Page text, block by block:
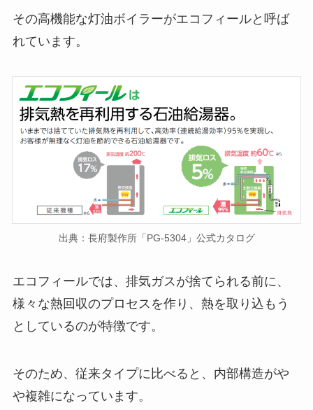
その高機能な灯油ボイラーがエコフィールと呼ば
れています。
出典：長府製作所「PG-5304」公式カタログ
エコフィールでは、排気ガスが捨てられる前に、
様々な熱回収のプロセスを作り、熱を取り込もう
としているのが特徴です。
そのため、従来タイプに比べると、内部構造がや
や複雑になっています。